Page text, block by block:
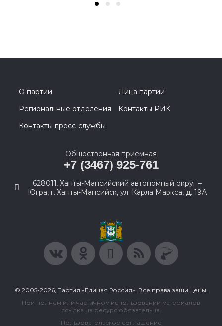
О партии
Лица партии
Региональные отделения
Контакты РИК
Контакты пресс-службы
Общественная приемная
+7 (3467) 925-761
628011, Ханты-Мансийский автономный округ –
Югра, г. Ханты-Мансийск, ул. Карла Маркса, д. 19А
© 2005-2026, Партия «Единая Россия». Все права защищены.
При полном или частичном использовании материалов
ссылка на ресурс обязательна.
Пользовательское соглашение